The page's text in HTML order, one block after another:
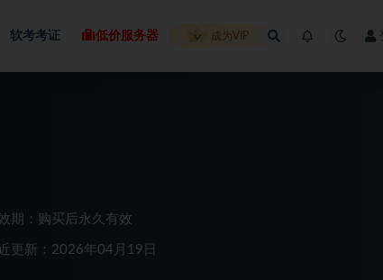
软考考证 低价服务器 成为VIP
期：购买后永久有效
更新：2026年04月19日